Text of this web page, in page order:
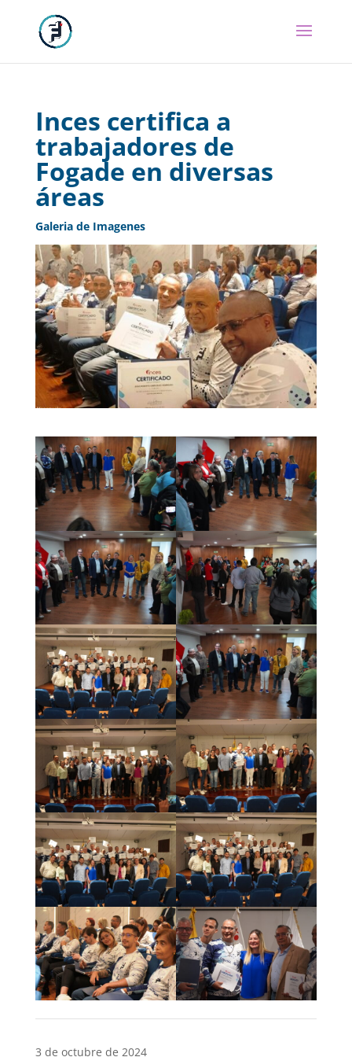
Inces certifica a
trabajadores de
Fogade en diversas
áreas
Galeria de Imagenes
3 de octubre de 2024